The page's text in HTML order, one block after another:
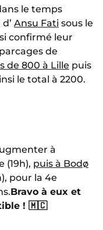
le temps
Ansu Fati sous le
confirmé leur
de
de 800 à Lille puis
le total à 2200.
à
(19h), puis à Bodø
pour la 4e
Bravo à eux et
! 🇲🇨